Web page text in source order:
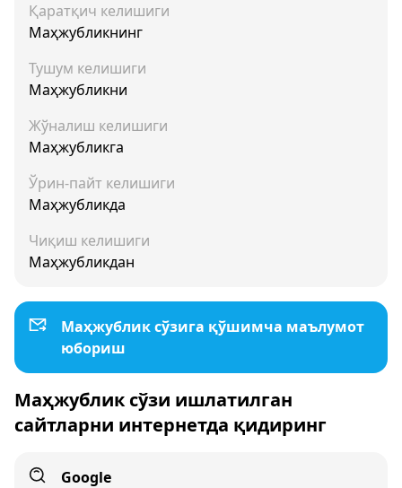
Қаратқич келишиги
Маҳжубликнинг
Тушум келишиги
Маҳжубликни
Жўналиш келишиги
Маҳжубликга
Ўрин-пайт келишиги
Маҳжубликда
Чиқиш келишиги
Маҳжубликдан
Маҳжублик сўзига қўшимча маълумот
юбориш
Маҳжублик сўзи ишлатилган
сайтларни интернетда қидиринг
Google